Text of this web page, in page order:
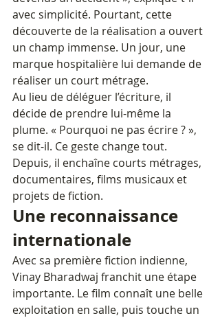
avec simplicité. Pourtant, cette
découverte de la réalisation a ouvert
un champ immense. Un jour, une
marque hospitalière lui demande de
réaliser un court métrage.
Au lieu de déléguer l’écriture, il
décide de prendre lui-même la
plume. « Pourquoi ne pas écrire ? »,
se dit-il. Ce geste change tout.
Depuis, il enchaîne courts métrages,
documentaires, films musicaux et
projets de fiction.
Une reconnaissance
internationale
Avec sa première fiction indienne,
Vinay Bharadwaj franchit une étape
importante. Le film connaît une belle
exploitation en salle, puis touche un